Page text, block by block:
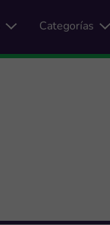
Categorías